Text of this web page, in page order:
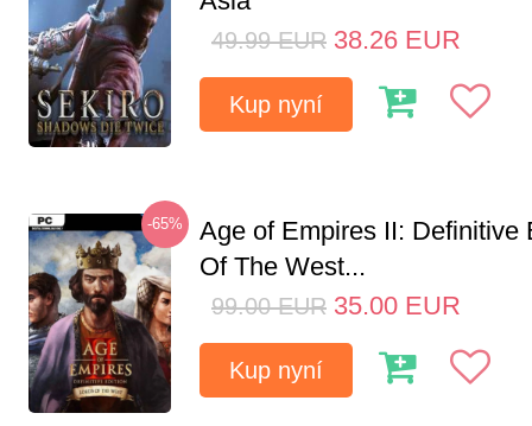
49.99 EUR 38.26 EUR
Kup nyní
-65%
Age of Empires II: Definitive
Of The West...
99.00 EUR 35.00 EUR
Kup nyní